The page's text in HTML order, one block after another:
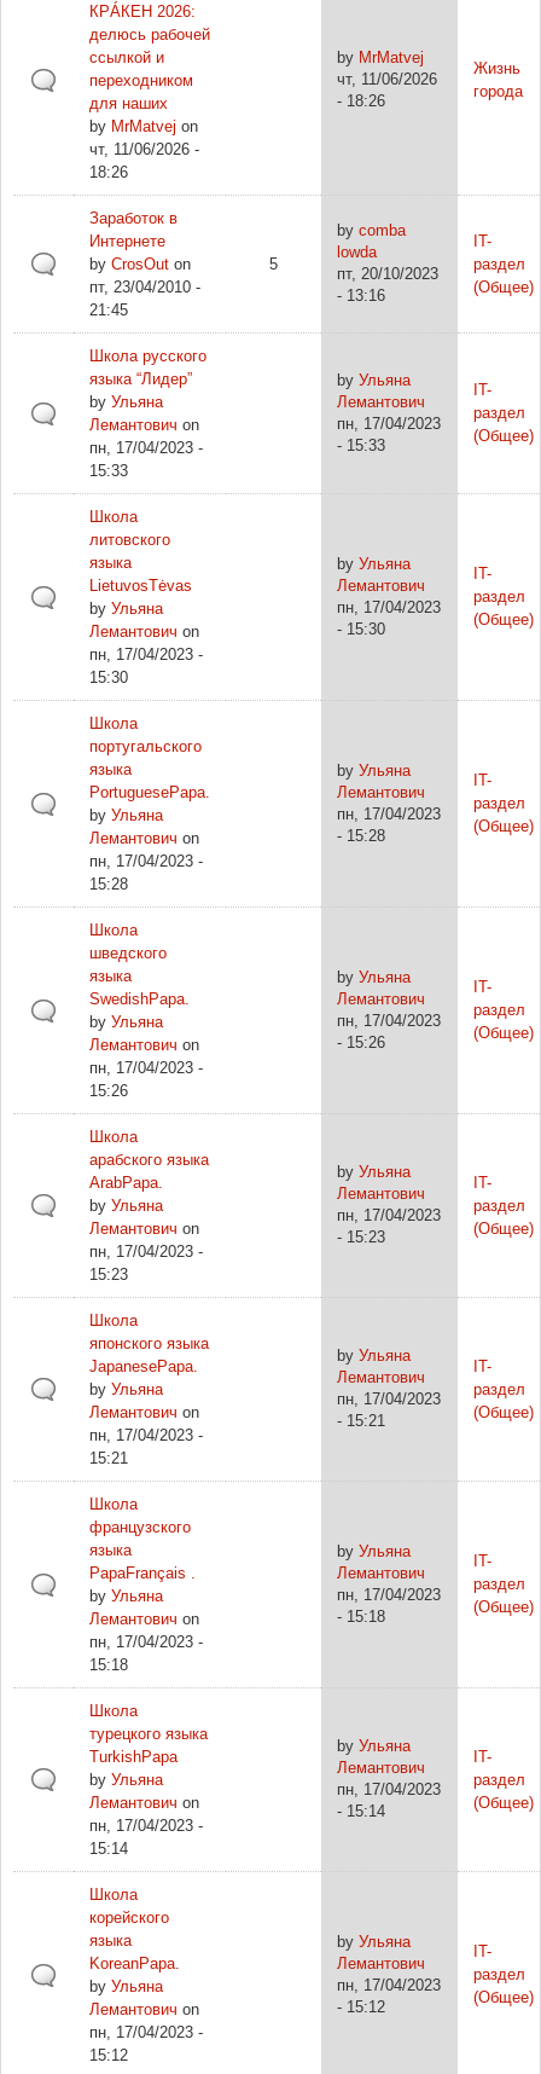
КРÁКЕН 2026:
делюсь рабочей
ссылкой и
переходником
для наших
by MrMatvej on
чт, 11/06/2026 -
18:26
by MrMatvej
чт, 11/06/2026
- 18:26
Жизнь
города
Заработок в
Интернете
by CrosOut on
пт, 23/04/2010 -
21:45
5
by comba
lowda
пт, 20/10/2023
- 13:16
IT-
раздел
(Общее)
Школа русского
языка “Лидер”
by Ульяна
Лемантович on
пн, 17/04/2023 -
15:33
by Ульяна
Лемантович
пн, 17/04/2023
- 15:33
IT-
раздел
(Общее)
Школа
литовского
языка
LietuvosTėvas
by Ульяна
Лемантович on
пн, 17/04/2023 -
15:30
by Ульяна
Лемантович
пн, 17/04/2023
- 15:30
IT-
раздел
(Общее)
Школа
португальского
языка
PortuguesePapa.
by Ульяна
Лемантович on
пн, 17/04/2023 -
15:28
by Ульяна
Лемантович
пн, 17/04/2023
- 15:28
IT-
раздел
(Общее)
Школа
шведского
языка
SwedishPapa.
by Ульяна
Лемантович on
пн, 17/04/2023 -
15:26
by Ульяна
Лемантович
пн, 17/04/2023
- 15:26
IT-
раздел
(Общее)
Школа
арабского языка
ArabPapa.
by Ульяна
Лемантович on
пн, 17/04/2023 -
15:23
by Ульяна
Лемантович
пн, 17/04/2023
- 15:23
IT-
раздел
(Общее)
Школа
японского языка
JapanesePapa.
by Ульяна
Лемантович on
пн, 17/04/2023 -
15:21
by Ульяна
Лемантович
пн, 17/04/2023
- 15:21
IT-
раздел
(Общее)
Школа
французского
языка
PapaFrançais .
by Ульяна
Лемантович on
пн, 17/04/2023 -
15:18
by Ульяна
Лемантович
пн, 17/04/2023
- 15:18
IT-
раздел
(Общее)
Школа
турецкого языка
TurkishPapa
by Ульяна
Лемантович on
пн, 17/04/2023 -
15:14
by Ульяна
Лемантович
пн, 17/04/2023
- 15:14
IT-
раздел
(Общее)
Школа
корейского
языка
KoreanPapa.
by Ульяна
Лемантович on
пн, 17/04/2023 -
15:12
by Ульяна
Лемантович
пн, 17/04/2023
- 15:12
IT-
раздел
(Общее)